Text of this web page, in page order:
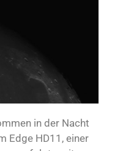
in der Nacht
Edge HD11, einer